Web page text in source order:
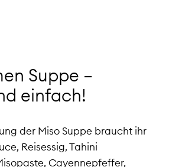
Suppe –
einfach!
der Miso Suppe braucht ihr
Reisessig, Tahini
Cayennepfeffer,